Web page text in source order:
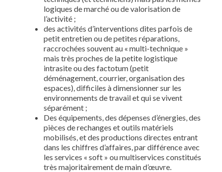
logiques de marché ou de valorisation de
l’activité ;
des activités d’interventions dites parfois de
petit entretien ou de petites réparations,
raccrochées souvent au « multi-technique »
mais très proches de la petite logistique
intrasite ou des factotum (petit
déménagement, courrier, organisation des
espaces), difficiles à dimensionner sur les
environnements de travail et qui se vivent
séparément ;
Des équipements, des dépenses d’énergies, des
pièces de rechanges et outils matériels
mobilisés, et des productions directes entrant
dans les chiffres d’affaires, par différence avec
les services « soft » ou multiservices constitués
très majoritairement de main d’œuvre.